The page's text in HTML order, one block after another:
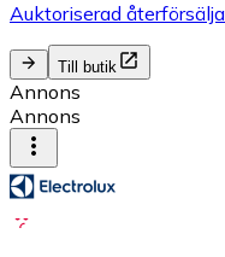
Auktoriserad
Till butik
Annons
Annons